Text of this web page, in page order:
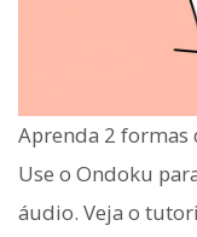
Aprenda 2 formas
Use o Ondoku
áudio. Veja o